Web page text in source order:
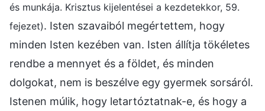
és munkája. Krisztus kijelentései a kezdetekkor, 59.
fejezet). Isten szavaiból megértettem, hogy
minden Isten kezében van. Isten állítja tökéletes
rendbe a mennyet és a földet, és minden
dolgokat, nem is beszélve egy gyermek sorsáról.
Istenen múlik, hogy letartóztatnak-e, és hogy a